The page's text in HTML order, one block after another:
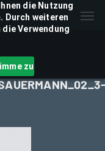
die Nutzung
Durch weiteren
Verwendung
zu